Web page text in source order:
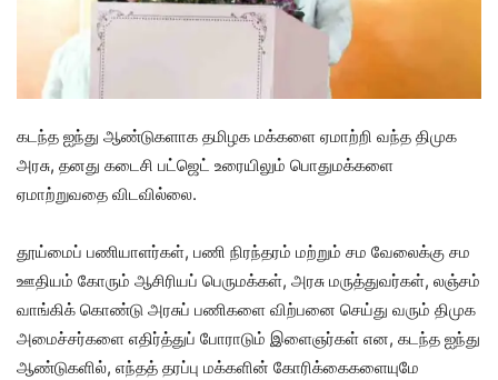
கடந்த ஐந்து ஆண்டுகளாக தமிழக மக்களை ஏமாற்றி வந்த திமுக
அரசு, தனது கடைசி பட்ஜெட் உரையிலும் பொதுமக்களை
ஏமாற்றுவதை விடவில்லை.
தூய்மைப் பணியாளர்கள், பணி நிரந்தரம் மற்றும் சம வேலைக்கு சம
ஊதியம் கோரும் ஆசிரியப் பெருமக்கள், அரசு மருத்துவர்கள், லஞ்சம்
வாங்கிக் கொண்டு அரசுப் பணிகளை விற்பனை செய்து வரும் திமுக
அமைச்சர்களை எதிர்த்துப் போராடும் இளைஞர்கள் என, கடந்த ஐந்து
ஆண்டுகளில், எந்தத் தரப்பு மக்களின் கோரிக்கைகளையுமே